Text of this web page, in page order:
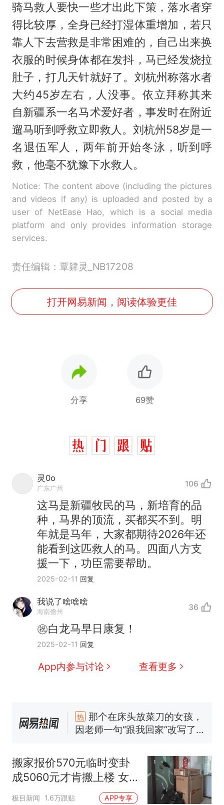
骑马救人要快一些才出此下策，落水者穿
得比较厚，全身已经打湿体重增加，若只
靠人下去营救是非常困难的，自己出来换
衣服的时候身体都在发抖，马已经发烧拉
肚子，打几天针就好了。刘杭州称落水者
大约45岁左右，人没事。依立拜称其来
自新疆系一名马术爱好者，事发时在附近
遛马听到呼救立即救人。刘杭州58岁是一
名退伍军人，两年前开始冬泳，听到呼
救，他毫不犹豫下水救人。
Notice: The content above (including the pictures
and videos if any) is uploaded and posted by a
user of NetEase Hao, which is a social media
platform and only provides information storage
services.
责任编辑：覃肄灵_NB17208
打开网易新闻，阅读体验更佳
分享 69赞
灵0o
广东广州 106
这马是新疆牧民的马，新培育的品
种，马界的顶流，买都买不到。明
年就是马年，大家都期待2026年还
能看到这匹救人的马。四面八方支
援一下，功臣需要帮助。
2025-02-11 回复
我说了啥啥啥
海南儋州 36
㊗️白龙马早日康复！
2025-02-11 回复
App内参与讨论 查看更多
热
那个在床头放菜刀的女孩，
因老师一句“跟我回家”改写了
交5060元才肯搬上楼！女子傻
眼了……
佛山一中学招聘物理教师，笔
试前13名均遭淘汰？教育局：
已叫停招聘，成立调查组全面
笔试第一被第二名传话劝弃考
搬家报价570元临时变卦
成5060元才肯搬上楼 女
子傻眼
极目新闻 1.6万跟贴 APP专享